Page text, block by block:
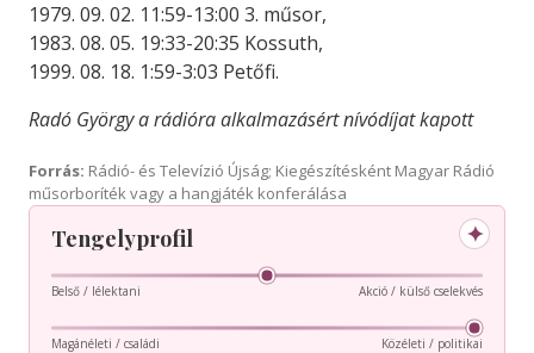
1979. 09. 02. 11:59-13:00 3. műsor,
1983. 08. 05. 19:33-20:35 Kossuth,
1999. 08. 18. 1:59-3:03 Petőfi.
Radó György a rádióra alkalmazásért nívódíjat kapott
Forrás: Rádió- és Televízió Újság; Kiegészítésként Magyar Rádió
műsorboríték vagy a hangjáték konferálása
Tengelyprofil ✦
Belső / lélektani Akció / külső cselekvés
Magánéleti / családi Közéleti / politikai